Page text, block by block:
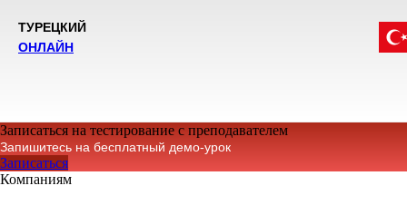
ТУРЕЦКИЙ
ОНЛАЙН
Записаться на тестирование с преподавателем
Запишитесь на бесплатный демо-урок
Записаться
Компаниям